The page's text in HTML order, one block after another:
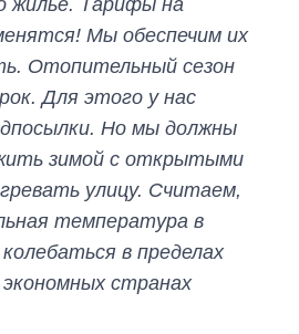
Мы обеспечим их
Отопительный сезон
Для этого у нас
Но мы должны
зимой с открытыми
улицу. Считаем,
температура в
в пределах
экономных странах
От 1 месяца – до 5
лет: кто и как долго
должность
руководителя СВР